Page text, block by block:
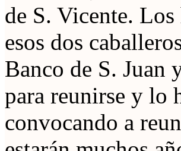
de S. Vicente. Los
esos dos
Banco de S. Juan
para reunirse y lo
convocando a